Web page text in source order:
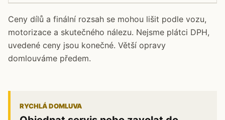
Ceny dílů a finální rozsah se mohou lišit podle vozu,
motorizace a skutečného nálezu. Nejsme plátci DPH,
uvedené ceny jsou konečné. Větší opravy
domlouváme předem.
RYCHLÁ DOMLUVA